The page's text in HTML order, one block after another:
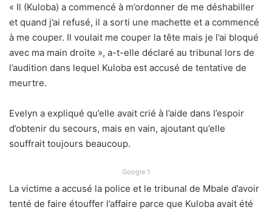
« Il (Kuloba) a commencé à m’ordonner de me déshabiller
et quand j’ai refusé, il a sorti une machette et a commencé
à me couper. Il voulait me couper la tête mais je l’ai bloqué
avec ma main droite », a-t-elle déclaré au tribunal lors de
l’audition dans lequel Kuloba est accusé de tentative de
meurtre.
Evelyn a expliqué qu’elle avait crié à l’aide dans l’espoir
d’obtenir du secours, mais en vain, ajoutant qu’elle
souffrait toujours beaucoup.
Google 1
La victime a accusé la police et le tribunal de Mbale d’avoir
tenté de faire étouffer l’affaire parce que Kuloba avait été